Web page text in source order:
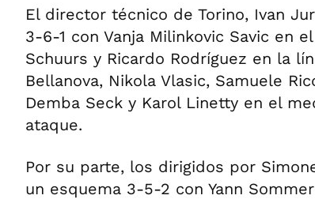
El director técnico de Torino, Ivan
3-6-1 con Vanja Milinkovic Savic en
Schuurs y Ricardo Rodrí­guez en la
Bellanova, Nikola Vlasic, Samuele
Demba Seck y Karol Linetty en el
ataque.
Por su parte, los dirigidos por
un esquema 3-5-2 con Yann